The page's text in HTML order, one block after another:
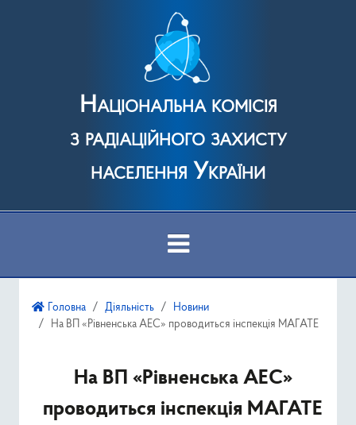
Національна комісія
з радіаційного захисту
населення України
Ресурси
Публічна інформація
Головна Діяльність
Новини
На ВП «Рівненська АЕС» проводиться інспекція МАГАТЕ
На ВП «Рівненська АЕС»
проводиться інспекція МАГАТЕ